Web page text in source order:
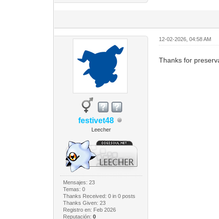
festivet48
Leecher
Mensajes: 23
Temas: 0
Thanks Received: 0in 0 posts
Thanks Given: 23
Registro en: Feb 2026
Reputación: 0
12-02-2026, 04:58 AM
Thanks for